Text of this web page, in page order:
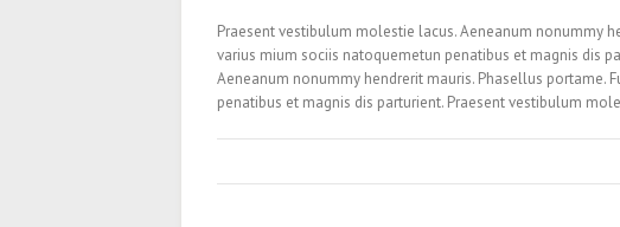
Praesent vestibulum molestie lacus. Aeneanum nonummy
varius mium sociis natoquemetun penatibus et magnis dis
Aeneanum nonummy hendrerit mauris. Phasellus portame.
penatibus et magnis dis parturient. Praesent vestibulum